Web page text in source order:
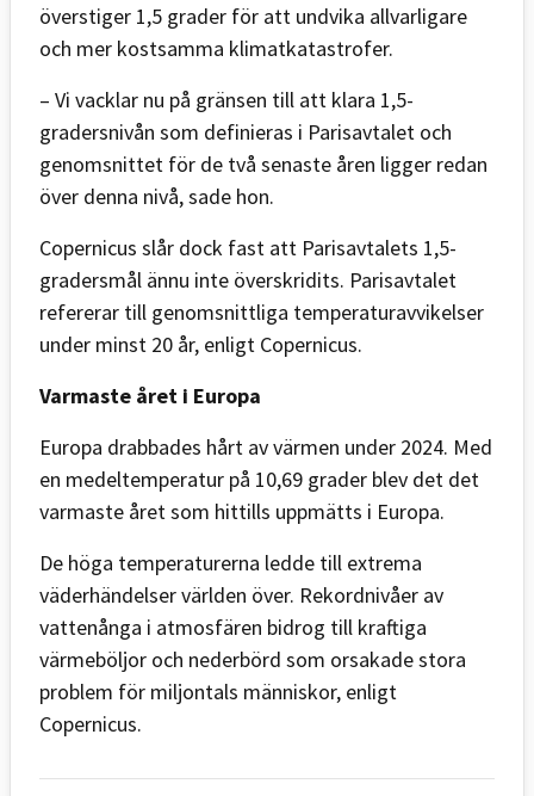
överstiger 1,5 grader för att undvika allvarligare
och mer kostsamma klimatkatastrofer.
– Vi vacklar nu på gränsen till att klara 1,5-
gradersnivån som definieras i Parisavtalet och
genomsnittet för de två senaste åren ligger redan
över denna nivå, sade hon.
Copernicus slår dock fast att Parisavtalets 1,5-
gradersmål ännu inte överskridits. Parisavtalet
refererar till genomsnittliga temperaturavvikelser
under minst 20 år, enligt Copernicus.
Varmaste året i Europa
Europa drabbades hårt av värmen under 2024. Med
en medeltemperatur på 10,69 grader blev det det
varmaste året som hittills uppmätts i Europa.
De höga temperaturerna ledde till extrema
väderhändelser världen över. Rekordnivåer av
vattenånga i atmosfären bidrog till kraftiga
värmeböljor och nederbörd som orsakade stora
problem för miljontals människor, enligt
Copernicus.